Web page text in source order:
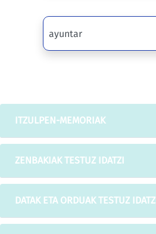
ITZULPEN-MEMORIAK
ZENBAKIAK TESTUZ IDATZI
DATAK ETA ORDUAK TESTUZ IDATZI